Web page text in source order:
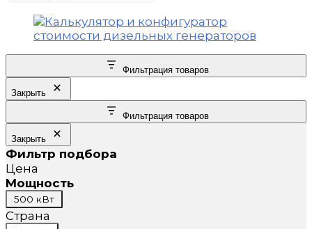
Фильтрация товаров
Закрыть
Фильтрация товаров
Закрыть
Фильтр подбора
Цена
Мощность
Мощность
500 кВт
Страна